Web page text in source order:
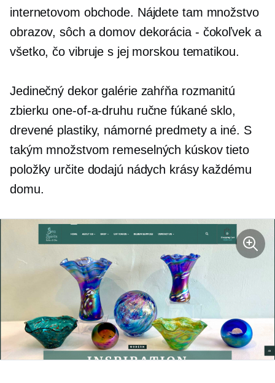
internetovom obchode. Nájdete tam množstvo
obrazov, sôch a domov dekorácia - čokoľveka
všetko, čo vibruje s jej morskou tematikou.
Jedinečný dekor galérie zahŕňa rozmanitú
zbierkuone-of-a-druhu ručne fúkanésklo,
drevené plastiky, námorné predmety a iné. S
takým množstvom remeselných kúskov tieto
položky určite dodajú nádych krásy každému
domu.